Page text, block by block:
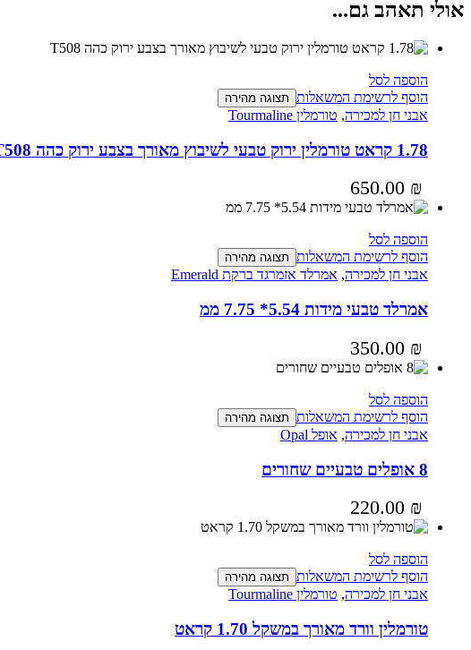
אולי תאהב גם...
הוספה לסל
הוסף לרשימת המשאלות תצוגה מהירה
אבני חן למכירה, טורמלין Tourmaline
1.78 קראט טורמלין ירוק טבעי לשיבוץ מאורך בצבע ירוק כהה T508
650.00 ₪
הוספה לסל
הוסף לרשימת המשאלות תצוגה מהירה
אבני חן למכירה, אמרלד אזמרגד ברקת Emerald
אמרלד טבעי מידות 5.54* 7.75 ממ
350.00 ₪
הוספה לסל
הוסף לרשימת המשאלות תצוגה מהירה
אבני חן למכירה, אופל Opal
8 אופלים טבעיים שחורים
220.00 ₪
הוספה לסל
הוסף לרשימת המשאלות תצוגה מהירה
אבני חן למכירה, טורמלין Tourmaline
טורמלין וורד מאורך במשקל 1.70 קראט